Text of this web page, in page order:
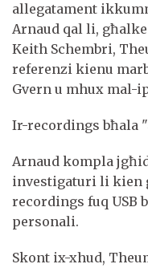
allegatament
Arnaud qal li,
Keith Schembri,
referenzi kienu
Gvern u mhux mal-
Ir-recordings bħala
Arnaud kompla
investigaturi li kien
recordings fuq USB
personali.
Skont ix-xhud,